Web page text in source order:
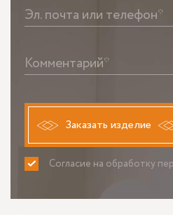
Эл. почта или телефон*
Комментарий*
Заказать изделие
Согласие на обработку
ПРИНИМАЮ